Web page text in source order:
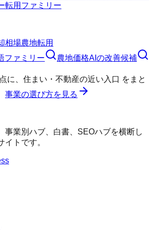
転用ファミリー
相場農地転用
ファミリー 農地価格AI の改善候補
に、 住まい・不動産の近い入口 をまと
事業の選び方を見る
事業別ハブ、白書、SEOハブを横断し
イトです。